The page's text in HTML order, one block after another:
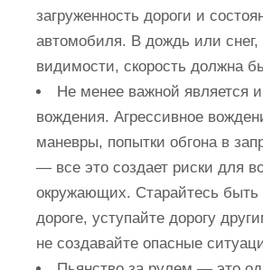
загруженность дороги и
автомобиля. В дождь или снег,
видимости, скорость должна
Не менее важной является и
вождения. Агрессивное
маневры, попытки обгона в
— все это создает риски для
окружающих. Старайтесь
дороге, уступайте дорогу
не создавайте опасные